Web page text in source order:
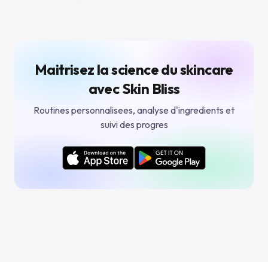
Maitrisez la science du skincare
avec Skin Bliss
Routines personnalisees, analyse d'ingredients et
suivi des progres